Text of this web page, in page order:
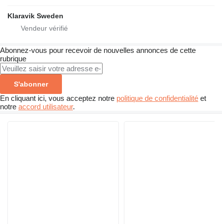
Klaravik Sweden
Abonnez-vous pour recevoir de nouvelles annonces de cette
rubrique
S'abonner
En cliquant ici, vous acceptez notre politique de confidentialité et
notre accord utilisateur.